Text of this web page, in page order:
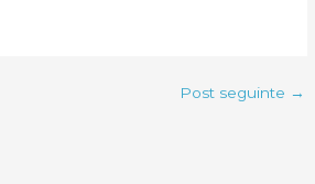
Post seguinte →